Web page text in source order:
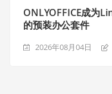
ONLYOFFICE成为
的预装办公套件
2026年08月04日